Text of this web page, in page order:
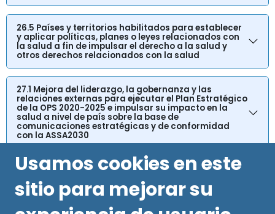
26.5 Países y territorios habilitados para establecer
y aplicar políticas, planes o leyes relacionados con
la salud a fin de impulsar el derecho a la salud y
otros derechos relacionados con la salud
27.1 Mejora del liderazgo, la gobernanza y las
relaciones externas para ejecutar el Plan Estratégico
de la OPS 2020-2025 e impulsar su impacto en la
salud a nivel de país sobre la base de
comunicaciones estratégicas y de conformidad
con la ASSA2030
Usamos cookies en este
sitio para mejorar su